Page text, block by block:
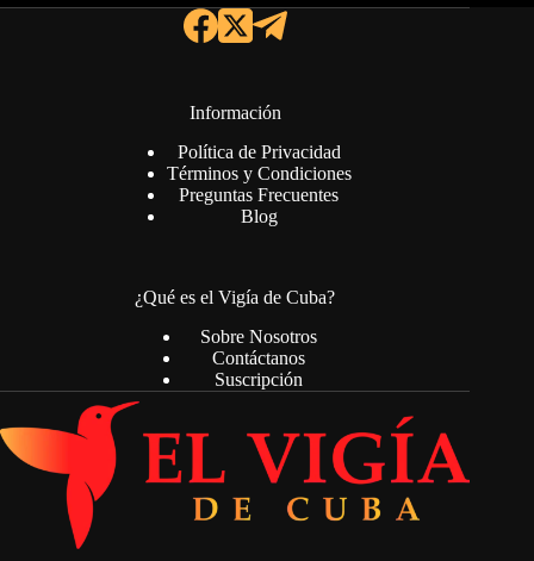
Información
Política de Privacidad
Términos y Condiciones
Preguntas Frecuentes
Blog
¿Qué es el Vigía de Cuba?
Sobre Nosotros
Contáctanos
Suscripción